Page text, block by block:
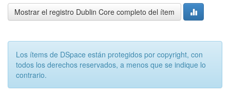
Mostrar el registro Dublin Core completo del ítem
Los ítems de DSpace están protegidos por copyright, con
todos los derechos reservados, a menos que se indique lo
contrario.